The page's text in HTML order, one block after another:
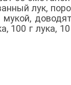
лук,
100 г лука,